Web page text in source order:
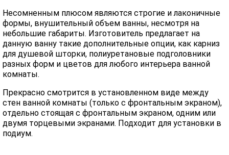
Несомненным плюсом являются строгие и лаконичные
формы, внушительный объем ванны, несмотря на
небольшие габариты. Изготовитель предлагает на
данную ванну такие дополнительные опции, как карниз
для душевой шторки, полиуретановые подголовники
разных форм и цветов для любого интерьера ванной
комнаты.
Прекрасно смотрится в установленном виде между
стен ванной комнаты (только с фронтальным экраном),
отдельно стоящая с фронтальным экраном, одним или
двумя торцевыми экранами. Подходит для установки в
подиум.